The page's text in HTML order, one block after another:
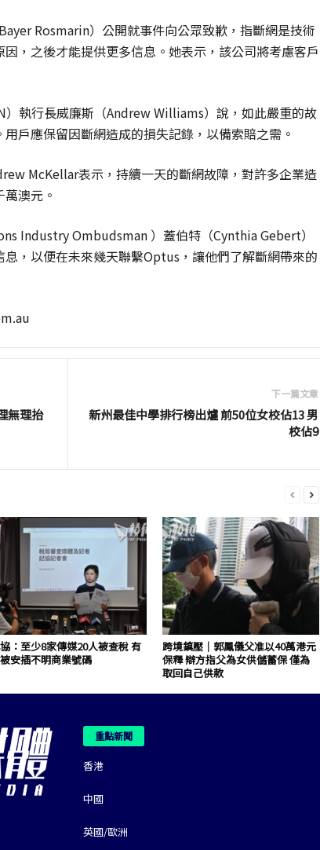
Rosmarin）公開就事件向公眾致歉，指斷網是技術
，之後才能提供更多信息。她表示，該公司將考慮客戶
）執行長威廉斯（Andrew Williams）說，如此嚴重的故
戶應保留因斷網造成的損失記錄，以備索賠之需。
McKellar表示，持續一天的斷網故障，對許多企業造
澳元。
Industry Ombudsman ）蓋伯特（Cynthia Gebert）
，以便在未來幾天聯繫Optus，讓他們了解斷網帶來的
無理抬
下一篇文章
新州最佳中學排行榜出爐 前50位女校佔13 男
校佔9
：至少8家傳媒20人被查稅 有
安插不明商業號碼
跨境鎮壓｜郭鳳儀父准以40萬港元
保釋 辯方指父為女供儲蓄保 僅為
取回自己供款
重點新聞
香港
中國
英國/歐洲